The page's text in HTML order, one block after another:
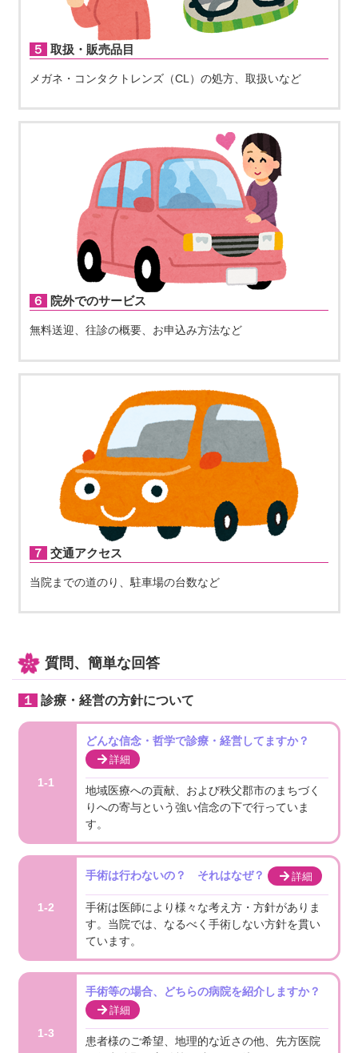
５取扱・販売品目
メガネ・コンタクトレンズ（CL）の処方、取扱いなど
６院外でのサービス
無料送迎、往診の概要、お申込み方法など
７交通アクセス
当院までの道のり、駐車場の台数など
質問、簡単な回答
１診療・経営の方針について
1-1
どんな信念・哲学で診療・経営してますか？
詳細
地域医療への貢献、および秩父郡市のまちづく
りへの寄与という強い信念の下で行っていま
す。
1-2
手術は行わないの？ それはなぜ？ 詳細
手術は医師により様々な考え方・方針がありま
す。当院では、なるべく手術しない方針を貫い
ています。
1-3
手術等の場合、どちらの病院を紹介しますか？
詳細
患者様のご希望、地理的な近さの他、先方医院